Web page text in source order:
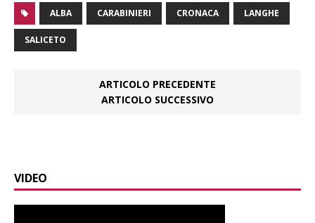
ALBA CARABINIERI CRONACA LANGHE
SALICETO
ARTICOLO PRECEDENTE
ARTICOLO SUCCESSIVO
VIDEO